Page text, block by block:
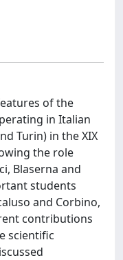
of the
in Italian
Turin) in the XIX
the role
Blaserna and
students
and Corbino,
contributions
scientific